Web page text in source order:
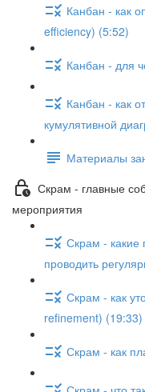
Канбан - как
efficiency) (5:52)
Канбан - для
Канбан - как
кумулятивной
Материалы
Скрам - главные
мероприятия
Скрам - какие
проводить
Скрам - как
refinement) (19:33)
Скрам - как